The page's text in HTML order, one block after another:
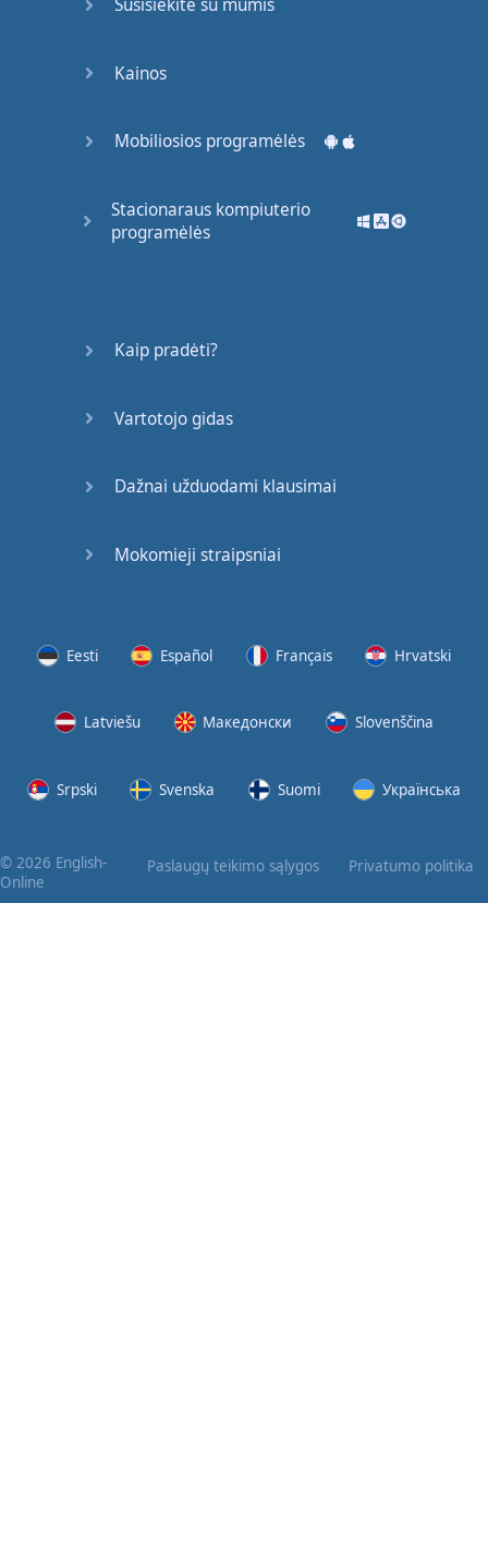
Susisiekite su mumis
Kainos
Mobiliosios programėlės
Stacionaraus kompiuterio
programėlės
Kaip pradėti?
Vartotojo gidas
Dažnai užduodami klausimai
Mokomieji straipsniai
Eesti Español Français Hrvatski
Latviešu Македонски Slovenščina
Srpski Svenska Suomi Українська
© 2026 English-
Online
Paslaugų teikimo sąlygos Privatumo politika